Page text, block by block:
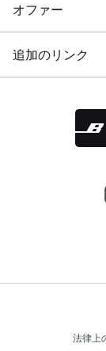
オファー
追加のリンク
法律上